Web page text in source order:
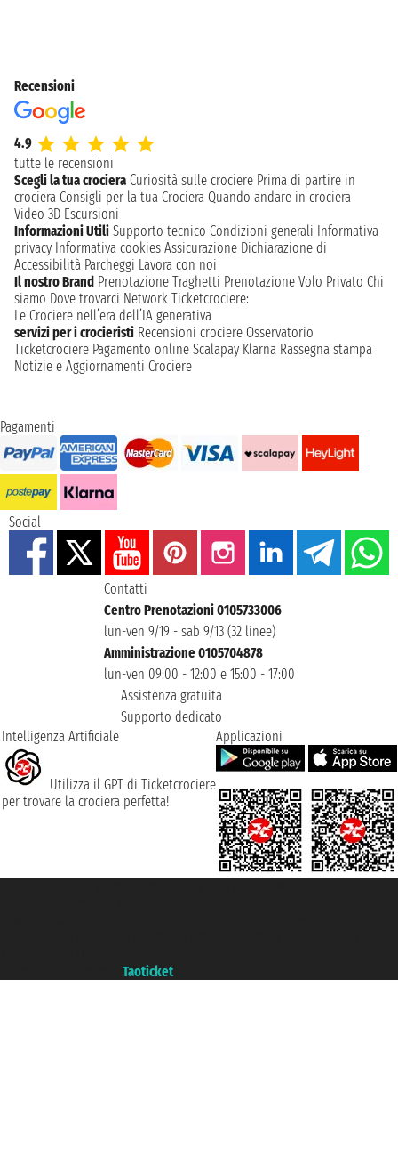
Recensioni
4.9
tutte le recensioni
Scegli la tua crociera Curiosità sulle crociere Prima di partire in
crociera Consigli per la tua Crociera Quando andare in crociera
Video 3D Escursioni
Informazioni Utili Supporto tecnico Condizioni generali Informativa
privacy Informativa cookies Assicurazione Dichiarazione di
Accessibilità Parcheggi Lavora con noi
Il nostro Brand Prenotazione Traghetti Prenotazione Volo Privato Chi
siamo Dove trovarci Network Ticketcrociere:
Le Crociere nell’era dell’IA generativa
servizi per i crocieristi Recensioni crociere Osservatorio
Ticketcrociere Pagamento online Scalapay Klarna Rassegna stampa
Notizie e Aggiornamenti Crociere
Pagamenti
Social
Contatti
Centro Prenotazioni 0105733006
lun-ven 9/19 - sab 9/13 (32 linee)
Amministrazione 0105704878
lun-ven 09:00 - 12:00 e 15:00 - 17:00
Assistenza gratuita
Supporto dedicato
Intelligenza Artificiale
Utilizza il GPT di Ticketcrociere
per trovare la crociera perfetta!
Applicazioni
Taoticket